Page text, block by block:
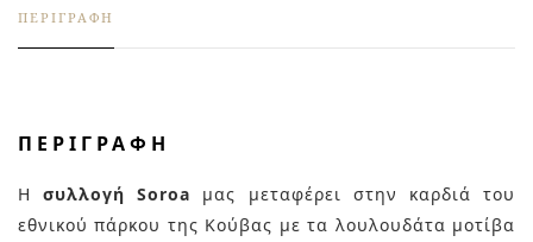
ΠΕΡΙΓΡΑΦΉ
ΠΕΡΙΓΡΑΦΉ
Ησυλλογή Soroa μας μεταφέρει στην καρδιά του
εθνικού πάρκου της Κούβας με τα λουλουδάτα μοτίβα